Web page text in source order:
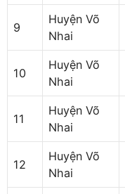
9
Huyện Võ
Nhai
10
Huyện Võ
Nhai
11
Huyện Võ
Nhai
12
Huyện Võ
Nhai